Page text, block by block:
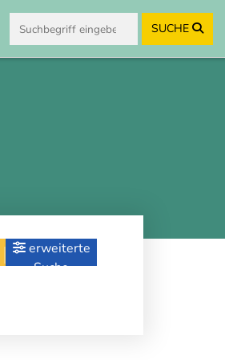
SUCHE
erweiterte
Suche